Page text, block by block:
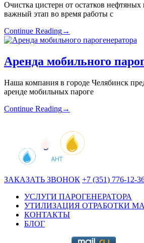
Очистка цистерн от остатков нефтяных
важный этап во время работы с
Continue Reading→
Аренда мобильного
Наша компания в городе Челябинск
аренде мобильных пароге
Continue Reading→
ЗАКАЗАТЬ ЗВОНОК +7 (351) 776-12-
УСЛУГИ ПАРОГЕНЕРАТОРА
УТИЛИЗАЦИЯ ОТРАБОТКИ
КОНТАКТЫ
БЛОГ